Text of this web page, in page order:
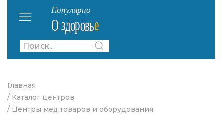
Главная
/ Каталог центров
/ Центры мед товаров и оборудования